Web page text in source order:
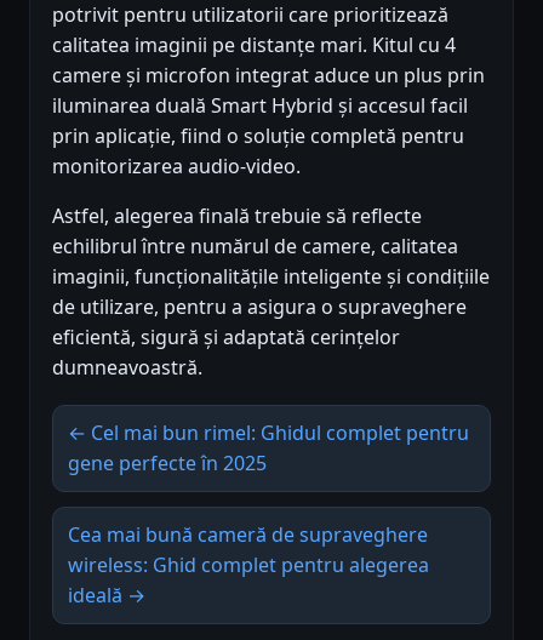
potrivit pentru utilizatorii care prioritizează
calitatea imaginii pe distanțe mari. Kitul cu 4
camere și microfon integrat aduce un plus prin
iluminarea duală Smart Hybrid și accesul facil
prin aplicație, fiind o soluție completă pentru
monitorizarea audio-video.
Astfel, alegerea finală trebuie să reflecte
echilibrul între numărul de camere, calitatea
imaginii, funcționalitățile inteligente și condițiile
de utilizare, pentru a asigura o supraveghere
eficientă, sigură și adaptată cerințelor
dumneavoastră.
← Cel mai bun rimel: Ghidul complet pentru
gene perfecte în 2025
Cea mai bună cameră de supraveghere
wireless: Ghid complet pentru alegerea
ideală →